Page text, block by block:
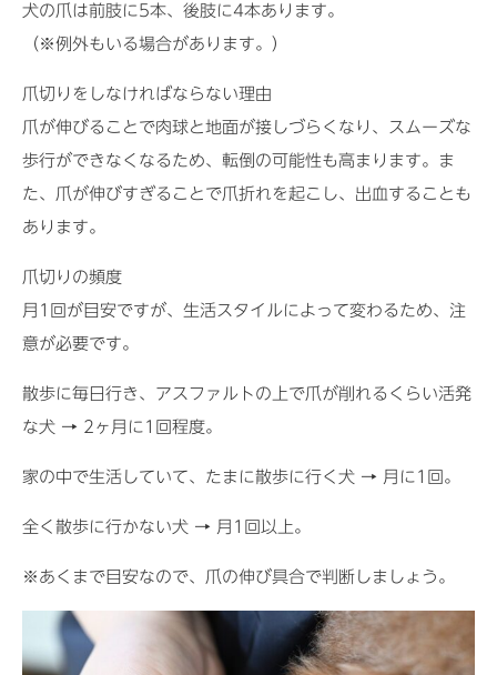
犬の爪は前肢に5本、後肢に4本あります。
（※例外もいる場合があります。）
爪切りをしなければならない理由
爪が伸びることで肉球と地面が接しづらくなり、スムーズな
歩行ができなくなるため、転倒の可能性も高まります。ま
た、爪が伸びすぎることで爪折れを起こし、出血することも
あります。
爪切りの頻度
月1回が目安ですが、生活スタイルによって変わるため、注
意が必要です。
散歩に毎日行き、アスファルトの上で爪が削れるくらい活発
な犬 → 2ヶ月に1回程度。
家の中で生活していて、たまに散歩に行く犬 → 月に1回。
全く散歩に行かない犬 → 月1回以上。
※あくまで目安なので、爪の伸び具合で判断しましょう。